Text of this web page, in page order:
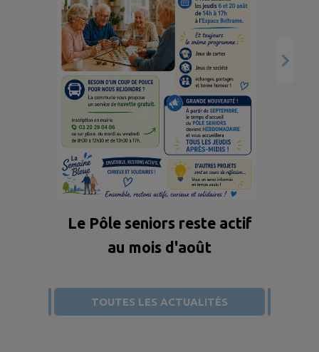
Retrouvez les principales
mesures applicables dès ce
25 juillet 2026. Plus
d’informations sur
vigieau.gouv.fr
Le Pôle seniors reste actif
au mois d'août
TOUTES LES ACTUALITÉS